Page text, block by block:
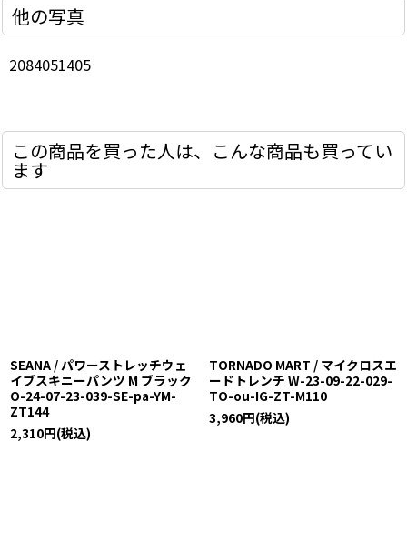
他の写真
2084051405
この商品を買った人は、こんな商品も買ってい
ます
SEANA / パワーストレッチウェ
イブスキニーパンツ M ブラック
O-24-07-23-039-SE-pa-YM-
ZT144
2,310円(税込)
TORNADO MART / マイクロスエ
ードトレンチ W-23-09-22-029-
TO-ou-IG-ZT-M110
3,960円(税込)